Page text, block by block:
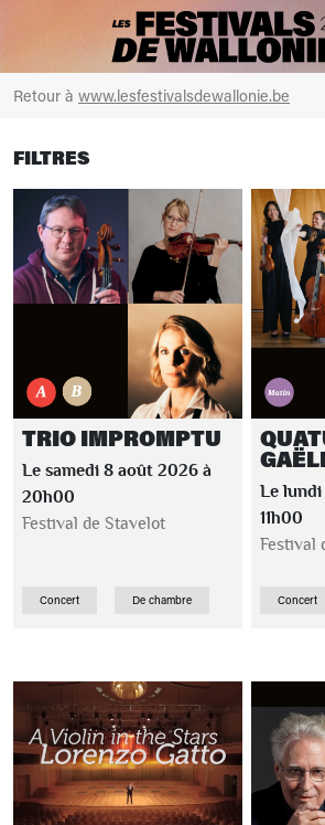
Retour à www.lesfestivalsdewallonie.be
FILTRES
TRIO IMPROMPTU
Le samedi 8 août 2026 à
20h00
Festival de Stavelot
Concert De chambre
Le lundi
11h00
Festival
Concert